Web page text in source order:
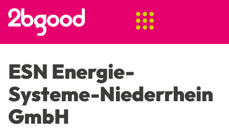
ESN Energie-
Systeme-Niederrhein
GmbH